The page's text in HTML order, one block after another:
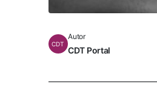
CDT
Autor
CDT Portal